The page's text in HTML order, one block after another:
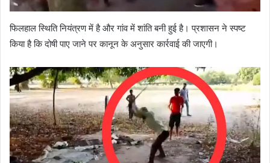
फिलहाल स्थिति नियंत्रण में है और गांव में शांति बनी हुई है। प्रशासन ने स्पष्ट
किया है कि दोषी पाए जाने पर कानून के अनुसार कार्रवाई की जाएगी।